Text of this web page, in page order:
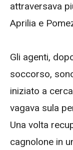
attraversava
Aprilia e
Gli agenti,
soccorso,
iniziato a
vagava sula
Una volta
cagnolone in